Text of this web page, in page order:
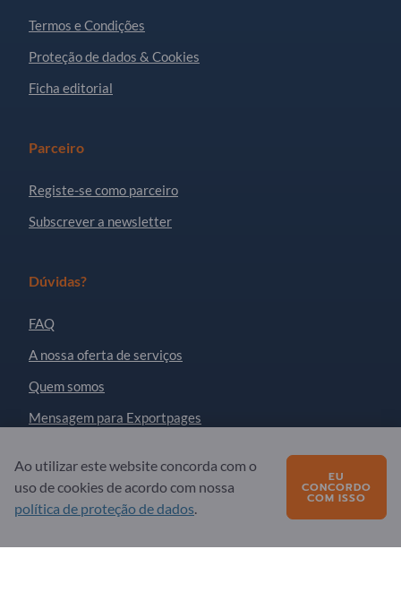
Termos e Condições
Proteção de dados & Cookies
Ficha editorial
Parceiro
Registe-se como parceiro
Subscrever a newsletter
Dúvidas?
FAQ
A nossa oferta de serviços
Quem somos
Mensagem para Exportpages
Exportpages International GmbH
Ao utilizar este website concorda com o
uso de cookies de acordo com nossa
política de proteção de dados.
EU
CONCORDO
COM ISSO